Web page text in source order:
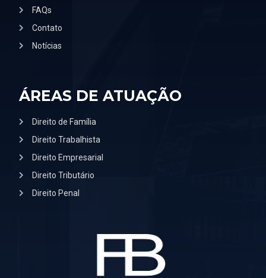
ÁREAS DE ATUAÇÃO
Direito de Família
Direito Trabalhista
Direito Empresarial
Direito Tributário
Direito Penal
FAQs
Contato
Notícias